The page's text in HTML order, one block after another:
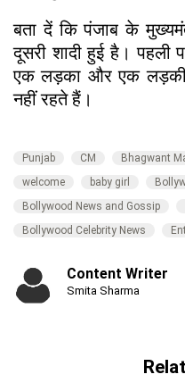
बता दें कि पंजाब के
दूसरी शादी हुई है।
एक लड़का और एक
नहीं रहते हैं।
Punjab CM Bhagwant
welcome
baby girl
Bollywood News and Gossip
Bollywood Celebrity News
Content Writer
Smita Sharma